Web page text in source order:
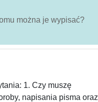
można je wypisać?
1. Czy muszę
napisania pisma oraz